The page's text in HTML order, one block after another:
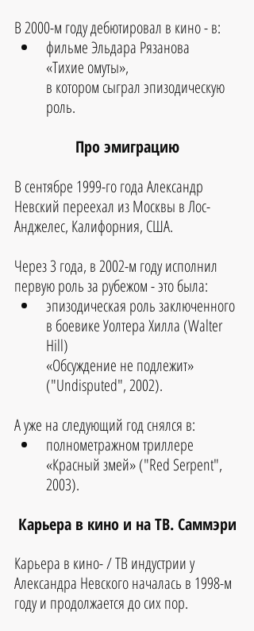
В 2000-м году дебютировал в кино - в:
фильме Эльдара Рязанова
«Тихие омуты»,
в котором сыграл эпизодическую
роль.
Про эмиграцию
В сентябре 1999-го года Александр
Невский переехал из Москвы в Лос-
Анджелес, Калифорния, США.
Через 3 года, в 2002-м году исполнил
первую роль за рубежом - это была:
эпизодическая роль заключенного
в боевике Уолтера Хилла (Walter
Hill)
«Обсуждение не подлежит»
("Undisputed", 2002).
А уже на следующий год снялся в:
полнометражном триллере
«Красный змей» ("Red Serpent",
2003).
Карьера в кино и на ТВ. Саммэри
Карьера в кино- / ТВ индустрии у
Александра Невского началась в 1998-м
году и продолжается до сих пор.